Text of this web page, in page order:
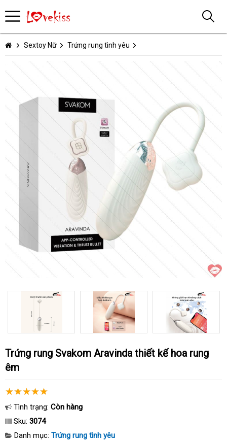
Sextoy Nữ Trứng rung tình yêu
Trứng rung Svakom Aravinda thiết kế hoa rung
êm
Tình trạng: Còn hàng
Sku: 3074
Danh mục: Trứng rung tình yêu